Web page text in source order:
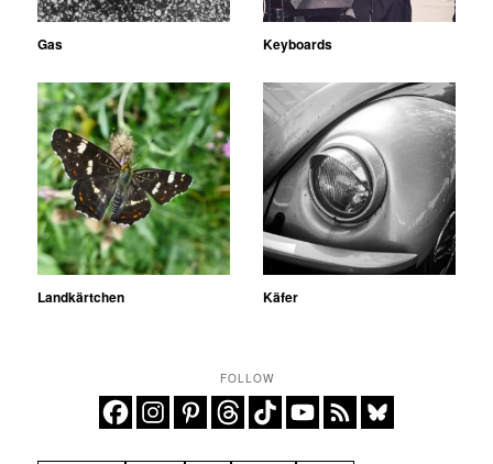
Gas Keyboards
Landkärtchen Käfer
FOLLOW